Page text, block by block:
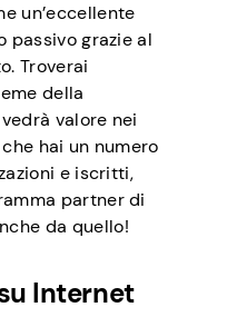
un’eccellente
grazie al
Troverai
della
valore nei
hai un numero
e iscritti,
partner di
da quello!
Internet